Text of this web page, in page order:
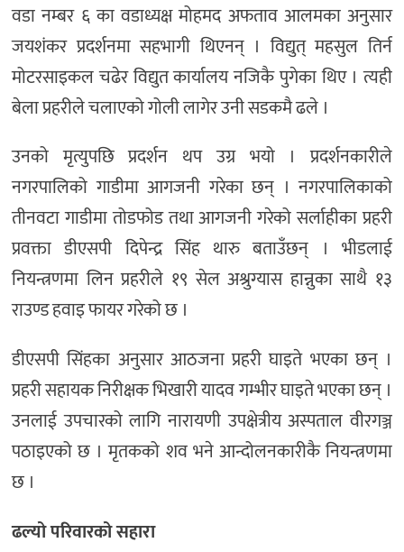
वडा नम्बर ६ का वडाध्यक्ष मोहमद अफताव आलमका अनुसार
जयशंकर प्रदर्शनमा सहभागी थिएनन् । विद्युत् महसुल तिर्न
मोटरसाइकल चढेर विद्युत कार्यालय नजिकै पुगेका थिए । त्यही
बेला प्रहरीले चलाएको गोली लागेर उनी सडकमै ढले ।
उनको मृत्युपछि प्रदर्शन थप उग्र भयो । प्रदर्शनकारीले
नगरपालिको गाडीमा आगजनी गरेका छन् । नगरपालिकाको
तीनवटा गाडीमा तोडफोड तथा आगजनी गरेको सर्लाहीका प्रहरी
प्रवक्ता डीएसपी दिपेन्द्र सिंह थारु बताउँछन् । भीडलाई
नियन्त्रणमा लिन प्रहरीले १९ सेल अश्रुग्यास हान्नुका साथै १३
राउण्ड हवाइ फायर गरेको छ ।
डीएसपी सिंहका अनुसार आठजना प्रहरी घाइते भएका छन् ।
प्रहरी सहायक निरीक्षक भिखारी यादव गम्भीर घाइते भएका छन् ।
उनलाई उपचारको लागि नारायणी उपक्षेत्रीय अस्पताल वीरगञ्ज
पठाइएको छ । मृतकको शव भने आन्दोलनकारीकै नियन्त्रणमा
छ ।
ढल्यो परिवारको सहारा